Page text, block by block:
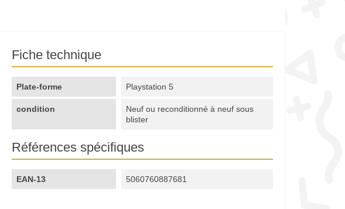
Fiche technique
Plate-forme Playstation 5
condition
Neuf ou reconditionné à neuf sous
blister
Références spécifiques
EAN-13 5060760887681